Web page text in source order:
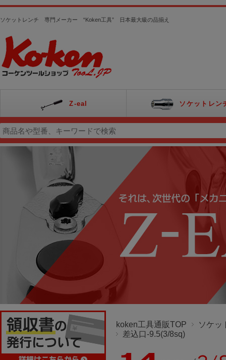
ソケットレンチ 専門メーカー “Koken工具” 日本最大級の品揃え
Z-eal ソケットレン
koken工具通販TOP
ソケッ
差込口-9.5(3/8sq)